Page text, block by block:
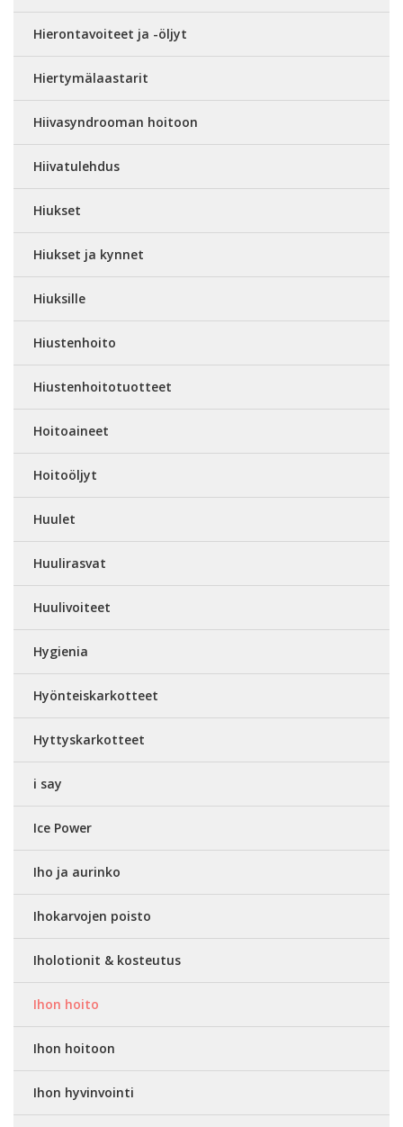
Hierontavoiteet ja -öljyt
Hiertymälaastarit
Hiivasyndrooman hoitoon
Hiivatulehdus
Hiukset
Hiukset ja kynnet
Hiuksille
Hiustenhoito
Hiustenhoitotuotteet
Hoitoaineet
Hoitoöljyt
Huulet
Huulirasvat
Huulivoiteet
Hygienia
Hyönteiskarkotteet
Hyttyskarkotteet
i say
Ice Power
Iho ja aurinko
Ihokarvojen poisto
Iholotionit & kosteutus
Ihon hoito
Ihon hoitoon
Ihon hyvinvointi